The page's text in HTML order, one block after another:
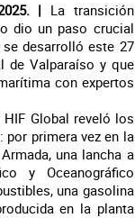
| La transición
dio un paso crucial
desarrolló este 27
de Valparaíso y que
con expertos
Global reveló los
por primera vez en la
una lancha a
y Oceanográfico
una gasolina
en la planta